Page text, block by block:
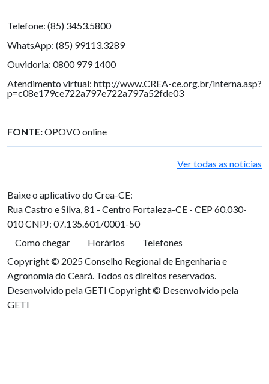
Telefone: (85) 3453.5800
WhatsApp: (85) 99113.3289
Ouvidoria: 0800 979 1400
Atendimento virtual: http://www.CREA-ce.org.br/interna.asp?
p=c08e179ce722a797e722a797a52fde03
FONTE:OPOVO online
Ver todas as notícias
Baixe o aplicativo do Crea-CE:
Rua Castro e Silva, 81 - Centro Fortaleza-CE - CEP 60.030-
010CNPJ: 07.135.601/0001-50
Como chegar
Horários
Telefones
Copyright © 2025 Conselho Regional de Engenharia e
Agronomia do Ceará. Todos os direitos reservados.
Desenvolvido pela GETI Copyright © Desenvolvido pela
GETI